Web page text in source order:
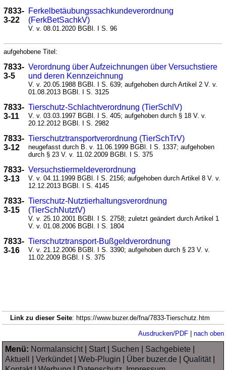
7833-
3-22
Ferkelbetäubungssachkundeverordnung
(FerkBetSachkV)
V. v. 08.01.2020 BGBl. I S. 96
aufgehobene Titel:
7833-
3-5
Verordnung über Aufzeichnungen über Versuchstiere
und deren Kennzeichnung
V. v. 20.05.1988 BGBl. I S. 639; aufgehoben durch Artikel 2 V. v.
01.08.2013 BGBl. I S. 3125
7833-
3-11
Tierschutz-Schlachtverordnung (TierSchlV)
V. v. 03.03.1997 BGBl. I S. 405; aufgehoben durch § 18 V. v.
20.12.2012 BGBl. I S. 2982
7833-
3-12
Tierschutztransportverordnung (TierSchTrV)
neugefasst durch B. v. 11.06.1999 BGBl. I S. 1337; aufgehoben
durch § 23 V. v. 11.02.2009 BGBl. I S. 375
7833-
3-13
Versuchstiermeldeverordnung
V. v. 04.11.1999 BGBl. I S. 2156; aufgehoben durch Artikel 8 V. v.
12.12.2013 BGBl. I S. 4145
7833-
3-15
Tierschutz-Nutztierhaltungsverordnung
(TierSchNutztV)
V. v. 25.10.2001 BGBl. I S. 2758; zuletzt geändert durch Artikel 1
V. v. 01.08.2006 BGBl. I S. 1804
7833-
3-16
Tierschutztransport-Bußgeldverordnung
V. v. 21.12.2006 BGBl. I S. 3390; aufgehoben durch § 23 V. v.
11.02.2009 BGBl. I S. 375
Link zu dieser Seite: https://www.buzer.de/fna/7833-Tierschutz.htm
Ausdrucken/PDF| nach oben
Menü: Normalansicht| Start| Suchen Sachgebiete
Aktuell
|Verkündet|Web-Plugin Über buzer.de |Qualität|